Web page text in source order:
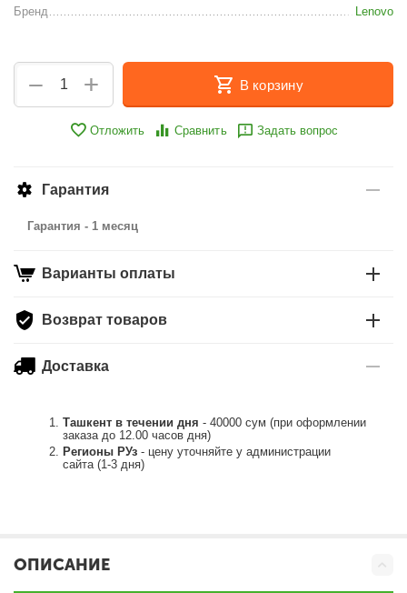
Бренд Lenovo
+
− В корзину
Отложить Сравнить Задать вопрос
Гарантия
Гарантия - 1 месяц
Варианты оплаты
Возврат товаров
Доставка
Ташкент в течении дня - 40000 сум (при оформлении
заказа до 12.00 часов дня)
Регионы РУз - цену уточняйте у администрации
сайта (1-3 дня)
ОПИСАНИЕ